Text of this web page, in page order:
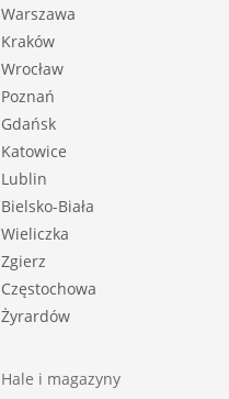
Warszawa
Kraków
Wrocław
Poznań
Gdańsk
Katowice
Lublin
Bielsko-Biała
Wieliczka
Zgierz
Częstochowa
Żyrardów
Hale i magazyny